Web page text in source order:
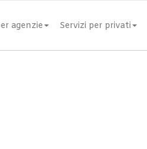
agenzie Servizi per privati